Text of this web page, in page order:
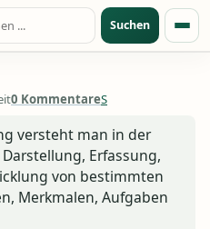
Suchen
0 KommentareS
versteht man in der
Erfassung,
von bestimmten
Merkmalen, Aufgaben